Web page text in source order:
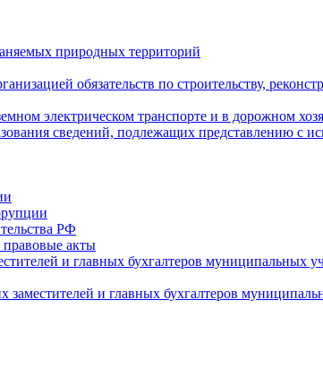
природных территорий
обязательств по строительству,
электрическом транспорте и в дорожном
сведений, подлежащих представлению с
РФ
акты
и главных бухгалтеров
заместителей и главных бухгалтеров